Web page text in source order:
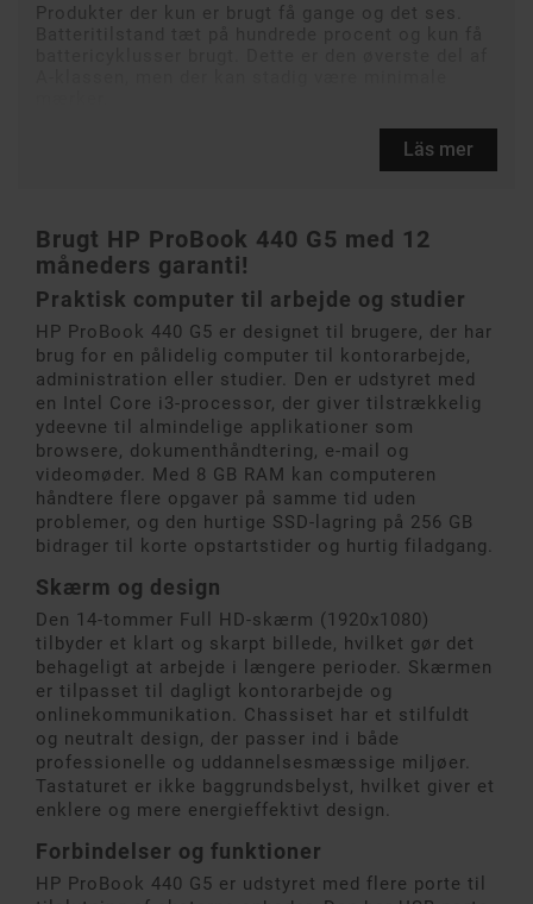
Brugt HP ProBook 440 G5 med 12
måneders garanti!
Praktisk computer til arbejde og studier
HP ProBook 440 G5 er designet til brugere, der har
brug for en pålidelig computer til kontorarbejde,
administration eller studier. Den er udstyret med
en Intel Core i3-processor, der giver tilstrækkelig
ydeevne til almindelige applikationer som
browsere, dokumenthåndtering, e-mail og
videomøder. Med 8 GB RAM kan computeren
håndtere flere opgaver på samme tid uden
problemer, og den hurtige SSD-lagring på 256 GB
bidrager til korte opstartstider og hurtig filadgang.
Skærm og design
Den 14-tommer Full HD-skærm (1920x1080)
tilbyder et klart og skarpt billede, hvilket gør det
behageligt at arbejde i længere perioder. Skærmen
er tilpasset til dagligt kontorarbejde og
onlinekommunikation. Chassiset har et stilfuldt
og neutralt design, der passer ind i både
professionelle og uddannelsesmæssige miljøer.
Tastaturet er ikke baggrundsbelyst, hvilket giver et
enklere og mere energieffektivt design.
Forbindelser og funktioner
HP ProBook 440 G5 er udstyret med flere porte til
Produkter der kun er brugt få gange og det ses.
Läs mer